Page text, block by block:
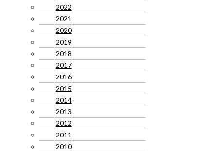
2022
2021
2020
2019
2018
2017
2016
2015
2014
2013
2012
2011
2010